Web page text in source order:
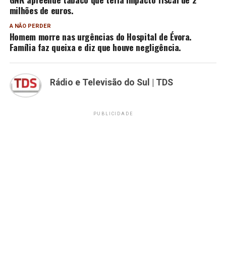
milhões de euros.
A NÃO PERDER
Homem morre nas urgências do Hospital de Évora.
Família faz queixa e diz que houve negligência.
Rádio e Televisão do Sul | TDS
PUBLICIDADE